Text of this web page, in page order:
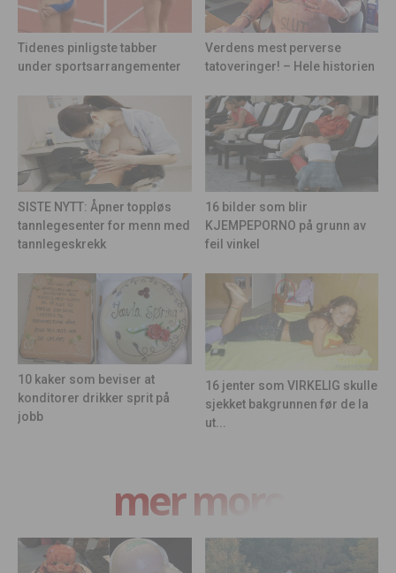
Tidenes pinligste tabber
under sportsarrangementer
Verdens mest perverse
tatoveringer! – Hele historien
SISTE NYTT: Åpner toppløs
tannlegesenter for menn med
tannlegeskrekk
16 bilder som blir
KJEMPEPORNO på grunn av
feil vinkel
10 kaker som beviser at
konditorer drikker sprit på
jobb
16 jenter som VIRKELIG skulle
sjekket bakgrunnen før de la
ut...
mer moro